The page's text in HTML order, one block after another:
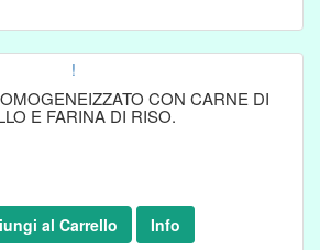
!
CON CARNE DI
E FARINA DI RISO.
al Carrello Info